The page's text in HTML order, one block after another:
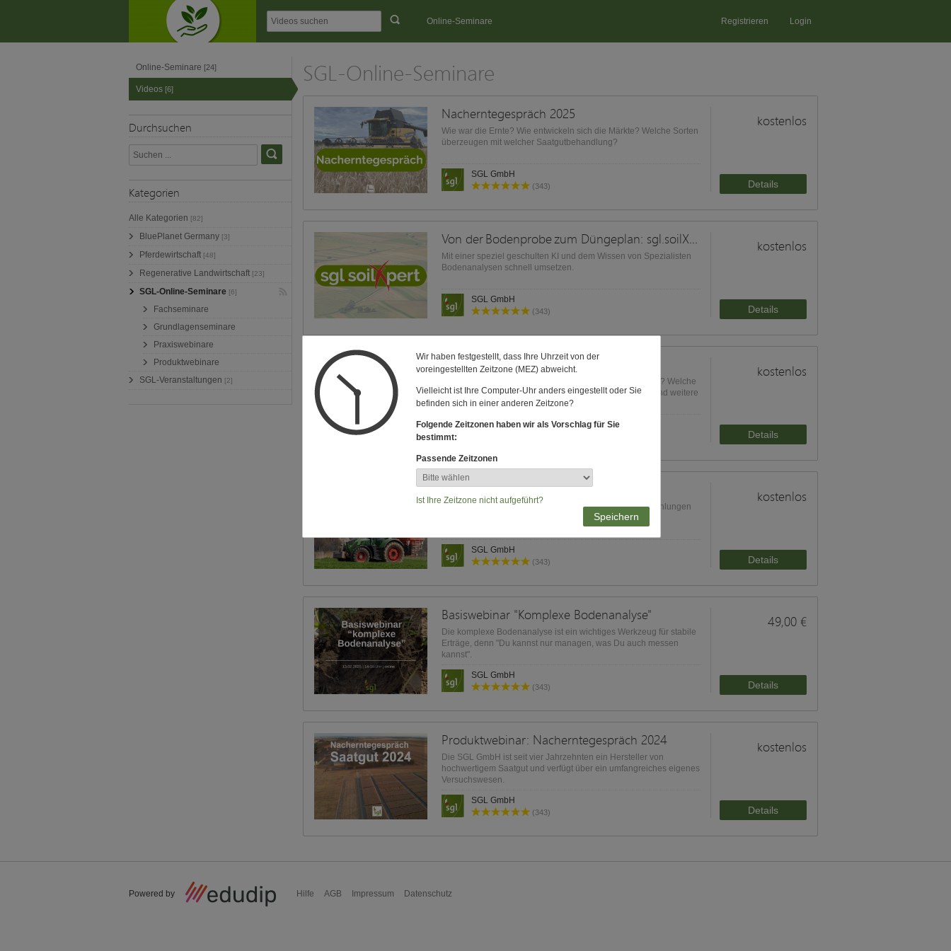
Online-Seminare Registrieren Login
Online-Seminare [24]
Videos [6]
Durchsuchen
Kategorien
Alle Kategorien [82]
BluePlanet Germany [3]
Pferdewirtschaft [48]
Regenerative Landwirtschaft [23]
SGL-Online-Seminare [6]
Fachseminare
Grundlagenseminare
Praxiswebinare
Produktwebinare
SGL-Veranstaltungen [2]
SGL-Online-Seminare
Nacherntegespräch 2025
Wie war die Ernte? Wie entwickeln sich die Märkte? Welche Sorten
überzeugen mit welcher Saatgutbehandlung?
SGL GmbH
(343)
kostenlos
Details
Von der Bodenprobe zum Düngeplan: sgl.soilXpert
Mit einer speziel geschulten KI und dem Wissen von Spezialisten
Bodenanalysen schnell umsetzen.
SGL GmbH
(343)
kostenlos
Details
Produktwebinar "Begrünungen"
Welche Vorteile haben Zwischenfrüchte und Untersaaten? Welche
Mischungen eignen sich für mich? Antworten auf diese und weitere
Fragen finden Sie hier!
SGL GmbH
kostenlos
Details
Anwendungswebinar "Silizium"
fachliche Hintergründe, Produkt- und Anwendungsempfehlungen
SGL GmbH
(343)
kostenlos
Details
Basiswebinar "Komplexe Bodenanalyse"
Die komplexe Bodenanalyse ist ein wichtiges Werkzeug für stabile
Erträge, denn "Du kannst nur managen, was Du auch messen
kannst".
Johann Ekenhorst und Dr. Ulrich Koch erklären im
SGL GmbH
(343)
49,00 €
Details
Produktwebinar: Nacherntegespräch 2024
Die SGL GmbH ist seit vier Jahrzehnten ein Hersteller von
hochwertigem Saatgut und verfügt über ein umfangreiches eigenes
Versuchswesen.
SGL GmbH
(343)
kostenlos
Details
Powered by Datenschutz
Impressum
AGB
Hilfe
Wir haben festgestellt, dass Ihre Uhrzeit von der
voreingestellten Zeitzone (MEZ) abweicht.
Vielleicht ist Ihre Computer-Uhr anders eingestellt oder Sie
befinden sich in einer anderen Zeitzone?
Folgende Zeitzonen haben wir als Vorschlag für Sie
bestimmt:
Passende Zeitzonen
Ist Ihre Zeitzone nicht aufgeführt?
Speichern